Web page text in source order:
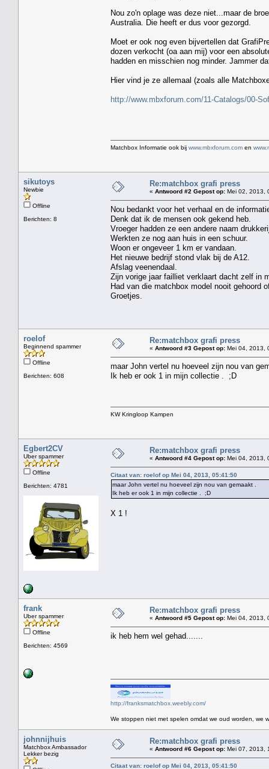
Nou zo'n oplage was deze niet...maar de
Australia. Die heeft er dus voor gezorgd.
Moet er ook nog even bijvertellen dat
dozen verkocht (oa aan mij) voor een
hadden en misschien nog minder. Jammer
Hier vind je ze allemaal (zoals alle
http://www.mbxforum.com/11-Catalogs/00-
Matchbox Informatie ook bij www.mbxforum.com en
sikutoys
Newbie
Offline
Berichten: 8
Re:matchbox grafi press
« Antwoord #2 Gepost op: Mei 02, 2013,
Nou bedankt voor het verhaal en de
Denk dat ik de mensen ook gekend heb.
Vroeger hadden ze een andere naam
Werkten ze nog aan huis in een schuur.
Woon er ongeveer 1 km er vandaan.
Het nieuwe bedrijf stond vlak bij de A12.
Afslag veenendaal.
Zijn vorige jaar failliet verklaart dacht zelf in
Had van die matchbox model nooit gehoord
Groetjes.
roelof
Beginnend spammer
Offline
Berichten: 608
Re:matchbox grafi press
« Antwoord #3 Gepost op: Mei 04, 2013,
maar John vertel nu hoeveel zijn nou van
Ik heb er ook 1 in mijn collectie . ;D
KW Kringloop Kampen
Egbert2CV
Uber spammer
Offline
Berichten: 4781
Re:matchbox grafi press
« Antwoord #4 Gepost op: Mei 04, 2013,
Citaat van: roelof op Mei 04, 2013, 05:41:50
maar John vertel nu hoeveel zijn nou van gemaakt .
Ik heb er ook 1 in mijn collectie . ;D
X 1 !
frank
Uber spammer
Offline
Berichten: 4569
Re:matchbox grafi press
« Antwoord #5 Gepost op: Mei 04, 2013,
ik heb hem wel gehad.......
http://franksmatchbox.weebly.com/
We stoppen niet met spelen omdat we oud worden, we
johnnijhuis
Matchbox Ambassador
Lekker bezig
Re:matchbox grafi press
« Antwoord #6 Gepost op: Mei 07, 2013,
Citaat van: roelof op Mei 04, 2013, 05:41:50